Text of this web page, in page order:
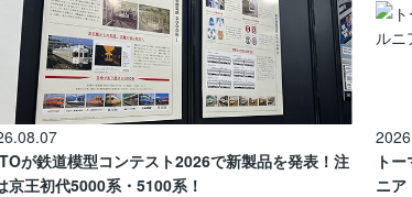
が鉄道模型コンテスト2026で新製品を発表！注
京王初代5000系・5100系！
ト
ニア